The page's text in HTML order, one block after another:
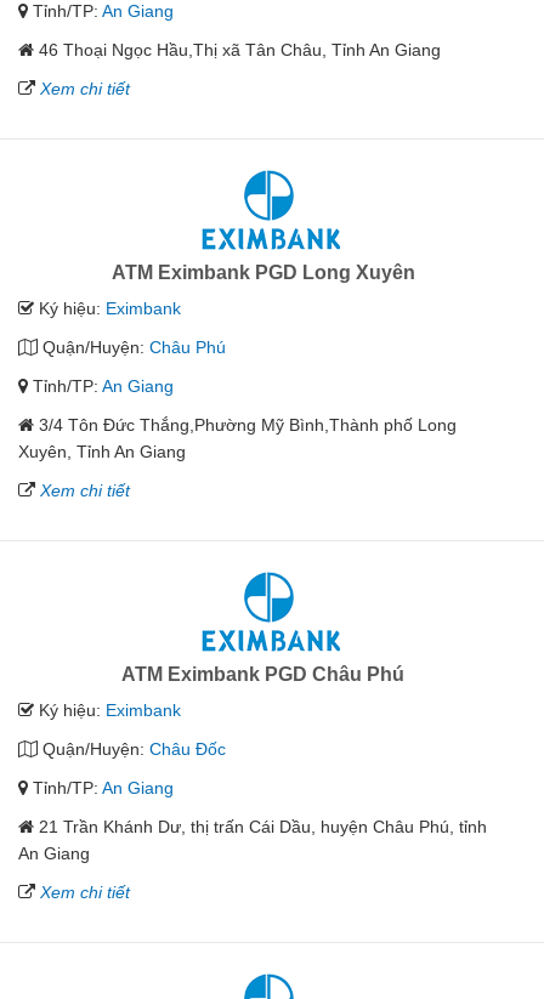
Tỉnh/TP: An Giang
46 Thoại Ngọc Hầu,Thị xã Tân Châu, Tỉnh An Giang
Xem chi tiết
ATM Eximbank PGD Long Xuyên
Ký hiệu: Eximbank
Quận/Huyện: Châu Phú
Tỉnh/TP: An Giang
3/4 Tôn Đức Thắng,Phường Mỹ Bình,Thành phố Long
Xuyên, Tỉnh An Giang
Xem chi tiết
ATM Eximbank PGD Châu Phú
Ký hiệu: Eximbank
Quận/Huyện: Châu Đốc
Tỉnh/TP: An Giang
21 Trần Khánh Dư, thị trấn Cái Dầu, huyện Châu Phú, tỉnh
An Giang
Xem chi tiết